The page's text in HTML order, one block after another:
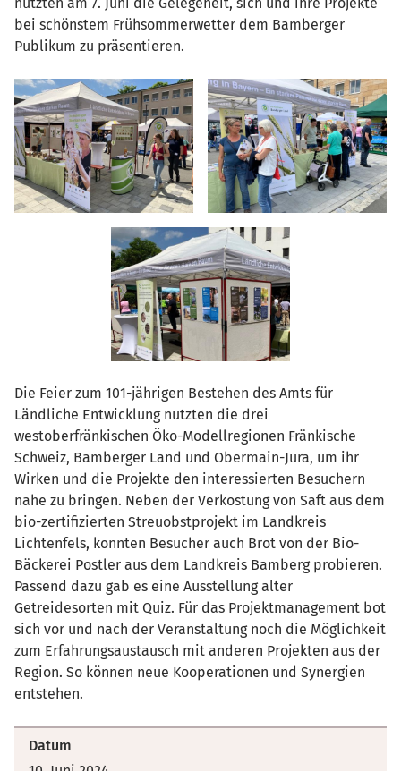
bei schönstem Frühsommerwetter dem Bamberger
Publikum zu präsentieren.
Die Feier zum 101-jährigen Bestehen des Amts für
Ländliche Entwicklung nutzten die drei
westoberfränkischen Öko-Modellregionen Fränkische
Schweiz, Bamberger Land und Obermain-Jura, um ihr
Wirken und die Projekte den interessierten Besuchern
nahe zu bringen. Neben der Verkostung von Saft aus dem
bio-zertifizierten Streuobstprojekt im Landkreis
Lichtenfels, konnten Besucher auch Brot von der Bio-
Bäckerei Postler aus dem Landkreis Bamberg probieren.
Passend dazu gab es eine Ausstellung alter
Getreidesorten mit Quiz. Für das Projektmanagement bot
sich vor und nach der Veranstaltung noch die Möglichkeit
zum Erfahrungsaustausch mit anderen Projekten aus der
Region. So können neue Kooperationen und Synergien
entstehen.
Datum